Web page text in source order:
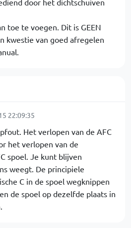
door het dichtschuiven
toe te voegen. Dit is GEEN
kwestie van goed afregelen
22:09:35
Het verlopen van de AFC
het verlopen van de
spoel. Je kunt blijven
weegt. De principiele
C in de spoel wegknippen
de spoel op dezelfde plaats in